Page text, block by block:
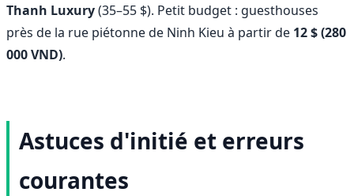
Thanh Luxury(35–55 $). Petit budget : guesthouses
près de la rue piétonne de Ninh Kieu à partir de 12 $ (280
000 VND).
Astuces d'initié et erreurs
courantes